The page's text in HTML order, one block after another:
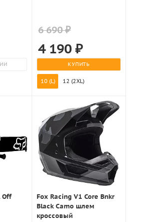
6 690 ₽
4 190 ₽
КУПИТЬ
10 (L) 12 (2XL)
Off
Fox Racing V1 Core Bnkr
Black Camo шлем
кроссовый